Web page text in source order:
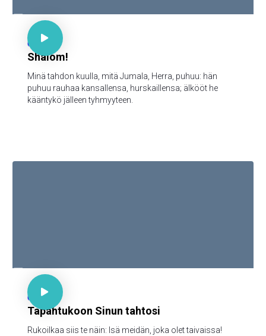
Ps 85:9

66
Shalom!
Minä tahdon kuulla, mitä Jumala, Herra, puhuu: hän
puhuu rauhaa kansallensa, hurskaillensa; älkööt he
kääntykö jälleen tyhmyyteen.
Matt 6:9-13

65
Tapahtukoon Sinun tahtosi
Rukoilkaa siis te näin: Isä meidän, joka olet taivaissa!